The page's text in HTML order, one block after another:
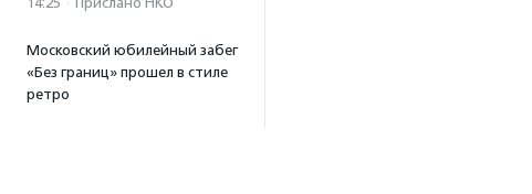
Московский юбилейный забег
«Без границ» прошел в стиле
ретро